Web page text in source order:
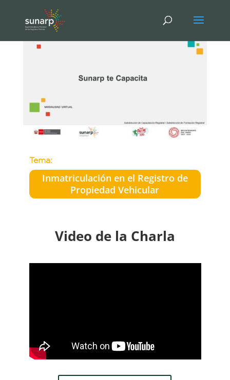
Tema:
Inmatriculación en el Registro de
Propiedad Vehicular
Video de la Charla